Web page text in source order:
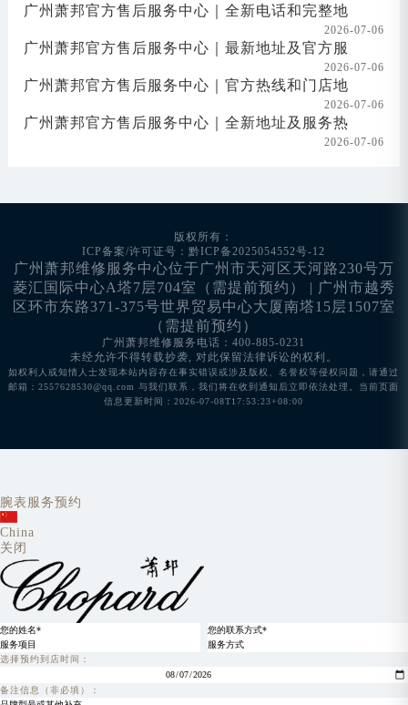
广州萧邦官方售后服务中心｜全新电话和完整地
2026-07-06
广州萧邦官方售后服务中心｜最新地址及官方服
2026-07-06
广州萧邦官方售后服务中心｜官方热线和门店地
2026-07-06
广州萧邦官方售后服务中心｜全新地址及服务热
2026-07-06
版权所有：
ICP备案/许可证号：黔ICP备2025054552号-12
广州萧邦维修服务中心位于广州市天河区天河路230号万
菱汇国际中心A塔7层704室（需提前预约） | 广州市越秀
区环市东路371-375号世界贸易中心大厦南塔15层1507室
（需提前预约）
广州萧邦维修服务电话：400-885-0231
未经允许不得转载抄袭, 对此保留法律诉讼的权利。
如权利人或知情人士发现本站内容存在事实错误或涉及版权、名誉权等侵权问题，请通过
邮箱：2557628530@qq.com 与我们联系，我们将在收到通知后立即依法处理。当前页面
信息更新时间：2026-07-08T17:53:23+08:00
腕表服务预约
China
关闭
选择预约到店时间：
备注信息（非必填）：